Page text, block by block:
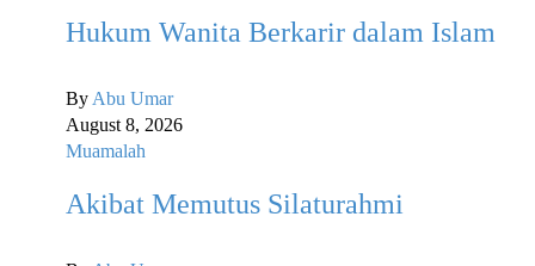
Hukum Wanita Berkarir dalam Islam
By Abu Umar
August 8, 2026
Muamalah
Akibat Memutus Silaturahmi